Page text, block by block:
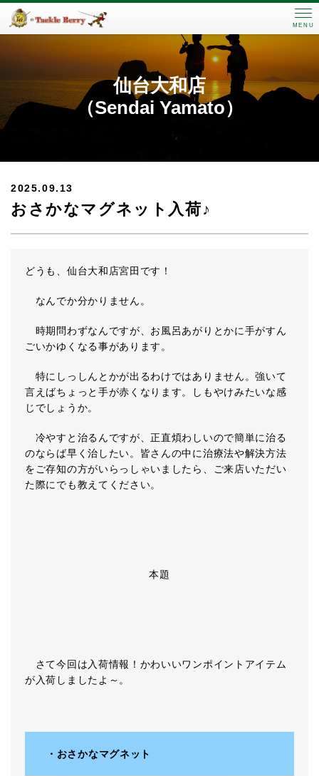
MENU
仙台大和店
（Sendai Yamato）
2025.09.13
おさかなマグネット入荷♪
どうも、仙台大和店宮田です！
なんでか分かりません。
時期問わずなんですが、お風呂あがりとかに手がすん
ごいかゆくなる事があります。
特にしっしんとかが出るわけではありません。強いて
言えばちょっと手が赤くなります。しもやけみたいな感
じでしょうか。
冷やすと治るんですが、正直煩わしいので簡単に治る
のならば早く治したい。皆さんの中に治療法や解決方法
をご存知の方がいらっしゃいましたら、ご来店いただい
た際にでも教えてください。
本題
さて今回は入荷情報！かわいいワンポイントアイテム
が入荷しましたよ～。
・おさかなマグネット